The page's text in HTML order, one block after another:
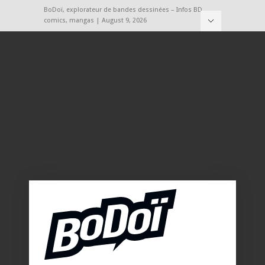
BoDoï, explorateur de bandes dessinées – Infos BD,
comics, mangas | August 9, 2026